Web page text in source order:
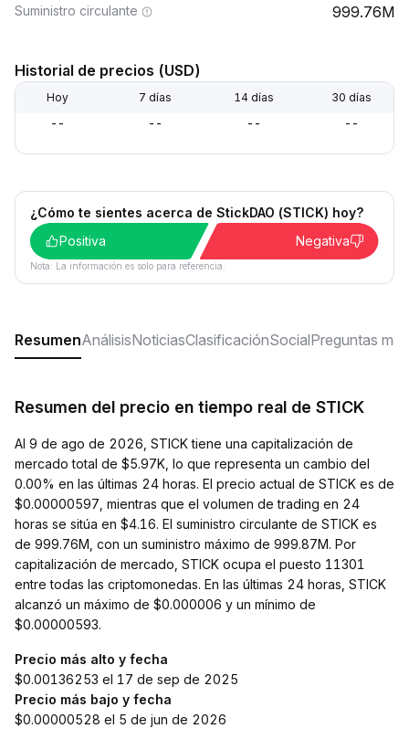
Suministro circulante 999.76M
Historial de precios (USD)
Hoy 7 días 14 días 30 días
-- -- -- --
¿Cómo te sientes acerca de StickDAO (STICK) hoy?
Positiva
Negativa
Nota: La información es solo para referencia.
ResumenAnálisisNoticiasClasificaciónSocialPreguntas
Resumen del precio en tiempo real de STICK
Al 9 de ago de 2026, STICK tiene una capitalización de
mercado total de $5.97K, lo que representa un cambio del
0.00% en las últimas 24 horas. El precio actual de STICK es de
$0.00000597, mientras que el volumen de trading en 24
horas se sitúa en $4.16. El suministro circulante de STICK es
de 999.76M, con un suministro máximo de 999.87M. Por
capitalización de mercado, STICK ocupa el puesto 11301
entre todas las criptomonedas. En las últimas 24 horas, STICK
alcanzó un máximo de $0.000006 y un mínimo de
$0.00000593.
Precio más alto y fecha
$0.00136253 el 17 de sep de 2025
Precio más bajo y fecha
$0.00000528 el 5 de jun de 2026